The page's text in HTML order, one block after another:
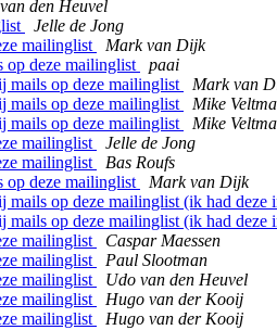
den Heuvel
Jelle de Jong
mailinglist
Mark van Dijk
op deze mailinglist
paai
mails op deze mailinglist
Mark van
mails op deze mailinglist
Mike
mails op deze mailinglist
Mike
mailinglist
Jelle de Jong
mailinglist
Bas Roufs
op deze mailinglist
Mark van Dijk
mails op deze mailinglist (ik had
mails op deze mailinglist (ik had
mailinglist
Caspar Maessen
mailinglist
Paul Slootman
mailinglist
Udo van den Heuvel
mailinglist
Hugo van der Kooij
mailinglist
Hugo van der Kooij